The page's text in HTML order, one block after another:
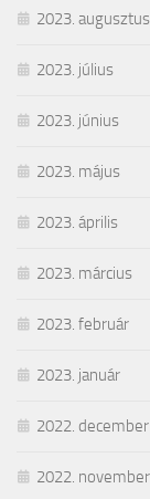
2023. augusztus
2023. július
2023. június
2023. május
2023. április
2023. március
2023. február
2023. január
2022. december
2022. november